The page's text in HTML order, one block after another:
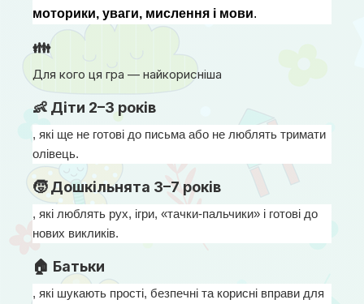
моторики, уваги, мислення і мови.
👪
Для кого ця гра — найкорисніша
👶 Діти 2–3 років
, які ще не готові до письма або не люблять тримати
олівець.
🧒 Дошкільнята 3–7 років
, які люблять рух, ігри, «тачки-пальчики» і готові до
нових викликів.
🏠 Батьки
, які шукають прості, безпечні та корисні вправи для